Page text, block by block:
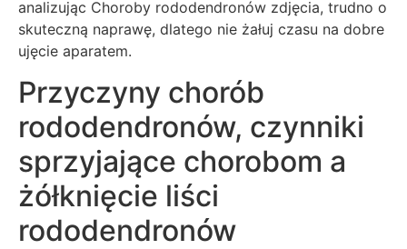
analizując Choroby rododendronów zdjęcia, trudno o
skuteczną naprawę, dlatego nie żałuj czasu na dobre
ujęcie aparatem.
Przyczyny chorób
rododendronów, czynniki
sprzyjające chorobom a
żółknięcie liści
rododendronów